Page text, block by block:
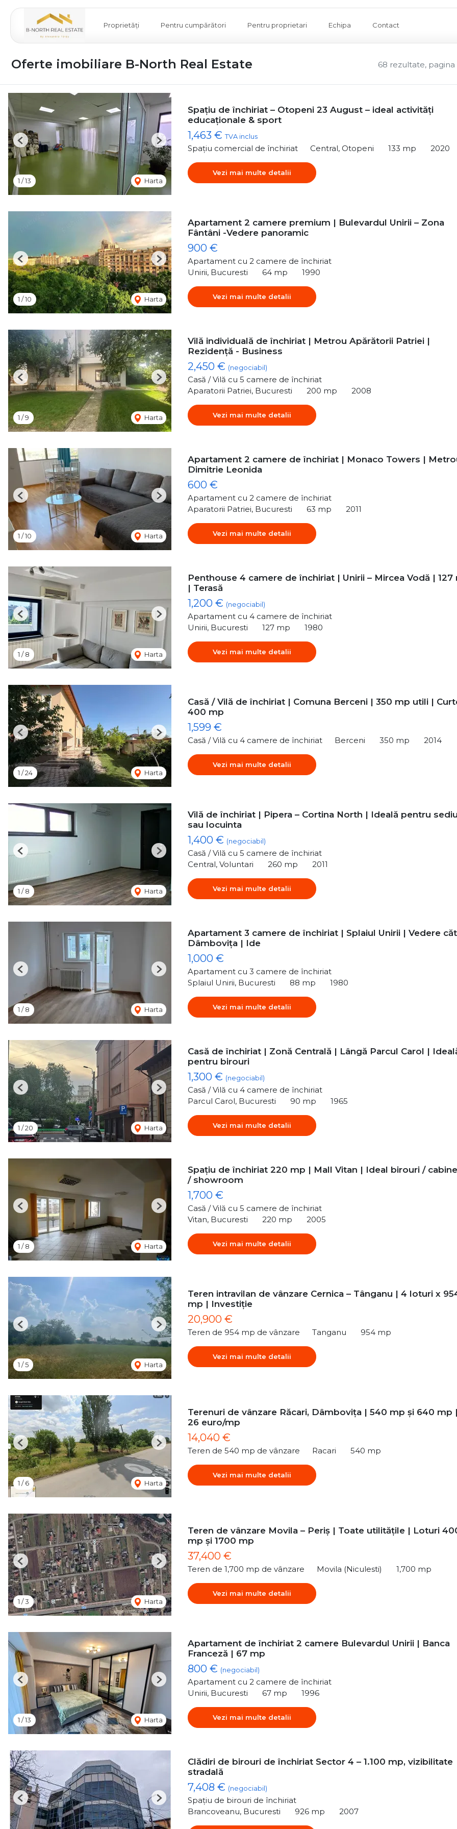
Proprietăți Pentru cumpărători Pentru proprietari Echipa Contact
68 rezultate, pagina
Oferte imobiliare B-North Real Estate
1 /13 Harta
Previous Next
Spațiu de închiriat – Otopeni 23 August – ideal activități
educaționale & sport
1,463 € TVA inclus
Spațiu comercial de închiriat Central, Otopeni 133 mp 2020
Vezi mai multe detalii
1 /10 Harta
Previous Next
Apartament 2 camere premium | Bulevardul Unirii – Zona
Fântâni -Vedere panoramic
900 €
Apartament cu 2 camere de închiriat
Unirii, Bucuresti
64 mp 1990
Vezi mai multe detalii
1 /9 Harta
Previous Next
Vilă individuală de închiriat | Metrou Apărătorii Patriei |
Rezidență - Business
2,450 € (negociabil)
Casă / Vilă cu 5 camere de închiriat
Aparatorii Patriei, Bucuresti
200 mp 2008
Vezi mai multe detalii
1 /10 Harta
Previous Next
Apartament 2 camere de închiriat | Monaco Towers |
Dimitrie Leonida
600 €
Apartament cu 2 camere de închiriat
Aparatorii Patriei, Bucuresti
63 mp 2011
Vezi mai multe detalii
1 /8 Harta
Previous Next
Penthouse 4 camere de închiriat | Unirii – Mircea Vodă | 127
| Terasă
1,200 € (negociabil)
Apartament cu 4 camere de închiriat
Unirii, Bucuresti
127 mp 1980
Vezi mai multe detalii
1 /24 Harta
Previous Next
Casă / Vilă de închiriat | Comuna Berceni | 350 mp utili |
400 mp
1,599 €
Casă / Vilă cu 4 camere de închiriat Berceni 350 mp 2014
Vezi mai multe detalii
1 /8 Harta
Previous Next
Vilă de închiriat | Pipera – Cortina North | Ideală pentru
sau locuinta
1,400 € (negociabil)
Casă / Vilă cu 5 camere de închiriat
Central, Voluntari
260 mp 2011
Vezi mai multe detalii
1 /8 Harta
Previous Next
Apartament 3 camere de închiriat | Splaiul Unirii | Vedere
Dâmbovița | Ide
1,000 €
Apartament cu 3 camere de închiriat
Splaiul Unirii, Bucuresti
88 mp 1980
Vezi mai multe detalii
1 /20 Harta
Previous Next
Casă de închiriat | Zonă Centrală | Lângă Parcul Carol |
pentru birouri
1,300 € (negociabil)
Casă / Vilă cu 4 camere de închiriat
Parcul Carol, Bucuresti
90 mp 1965
Vezi mai multe detalii
1 /8 Harta
Previous Next
Spațiu de închiriat 220 mp | Mall Vitan | Ideal birouri /
/ showroom
1,700 €
Casă / Vilă cu 5 camere de închiriat
Vitan, Bucuresti
220 mp 2005
Vezi mai multe detalii
1 /5 Harta
Previous Next
Teren intravilan de vânzare Cernica – Tânganu | 4 loturi x
mp | Investiție
20,900 €
Teren de 954 mp de vânzare Tanganu 954 mp
Vezi mai multe detalii
1 /6 Harta
Previous Next
Terenuri de vânzare Răcari, Dâmbovița | 540 mp și 640 mp
26 euro/mp
14,040 €
Teren de 540 mp de vânzare Racari 540 mp
Vezi mai multe detalii
1 /3 Harta
Previous Next
Teren de vânzare Movila – Periș | Toate utilitățile | Loturi
mp și 1700 mp
37,400 €
Teren de 1,700 mp de vânzare Movila (Niculesti) 1,700 mp
Vezi mai multe detalii
1 /13 Harta
Previous Next
Apartament de închiriat 2 camere Bulevardul Unirii | Banca
Franceză | 67 mp
800 € (negociabil)
Apartament cu 2 camere de închiriat
Unirii, Bucuresti
67 mp 1996
Vezi mai multe detalii
Previous Next
Clădiri de birouri de închiriat Sector 4 – 1.100 mp, vizibilitate
stradală
7,408 € (negociabil)
Spațiu de birouri de închiriat
Brancoveanu, Bucuresti
926 mp 2007